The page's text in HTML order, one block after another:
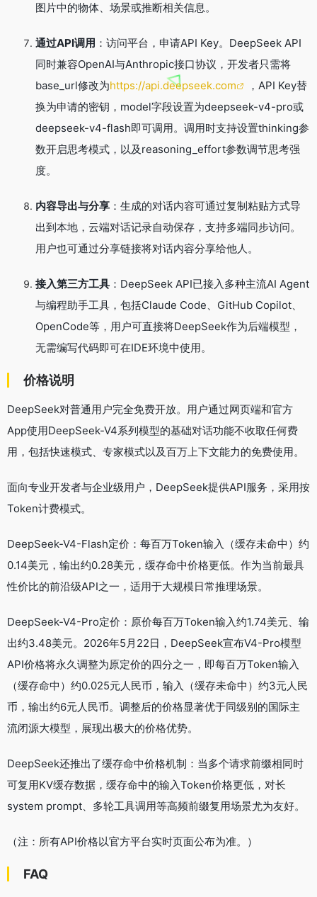
图片中的物体、场景或推断相关信息。
通过API调用 ：访问平台，申请API Key。DeepSeek API
同时兼容OpenAI与Anthropic接口协议，开发者只需将
base_url修改为https://api.deepseek.com
，API Key替
换为申请的密钥，model字段设置为deepseek-v4-pro或
deepseek-v4-flash即可调用。调用时支持设置thinking参
数开启思考模式，以及reasoning_effort参数调节思考强
度。
内容导出与分享 ：生成的对话内容可通过复制粘贴方式导
出到本地，云端对话记录自动保存，支持多端同步访问。
用户也可通过分享链接将对话内容分享给他人。
接入第三方工具 ：DeepSeek API已接入多种主流AI Agent
与编程助手工具，包括Claude Code、GitHub Copilot、
OpenCode等，用户可直接将DeepSeek作为后端模型，
无需编写代码即可在IDE环境中使用。
价格说明
DeepSeek对普通用户完全免费开放。用户通过网页端和官方
App使用DeepSeek-V4系列模型的基础对话功能不收取任何费
用，包括快速模式、专家模式以及百万上下文能力的免费使用。
面向专业开发者与企业级用户，DeepSeek提供API服务，采用按
Token计费模式。
DeepSeek-V4-Flash定价：每百万Token输入（缓存未命中）约
0.14美元，输出约0.28美元，缓存命中价格更低。作为当前最具
性价比的前沿级API之一，适用于大规模日常推理场景。
DeepSeek-V4-Pro定价：原价每百万Token输入约1.74美元、输
出约3.48美元。2026年5月22日，DeepSeek宣布V4-Pro模型
API价格将永久调整为原定价的四分之一，即每百万Token输入
（缓存命中）约0.025元人民币，输入（缓存未命中）约3元人民
币，输出约6元人民币。调整后的价格显著优于同级别的国际主
流闭源大模型，展现出极大的价格优势。
DeepSeek还推出了缓存命中价格机制：当多个请求前缀相同时
可复用KV缓存数据，缓存命中的输入Token价格更低，对长
system prompt、多轮工具调用等高频前缀复用场景尤为友好。
（注：所有API价格以官方平台实时页面公布为准。）
FAQ